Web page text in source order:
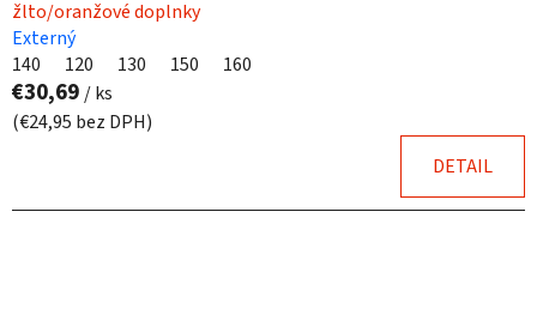
žlto/oranžové doplnky
Externý
140
120 130 150 160
€30,69 / ks
(€24,95 bez DPH)
DETAIL